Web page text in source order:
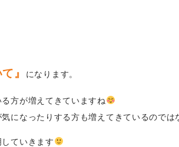
』 になります。
方が増えてきていますね
になったりする方も増えてきているのでは
ていきます